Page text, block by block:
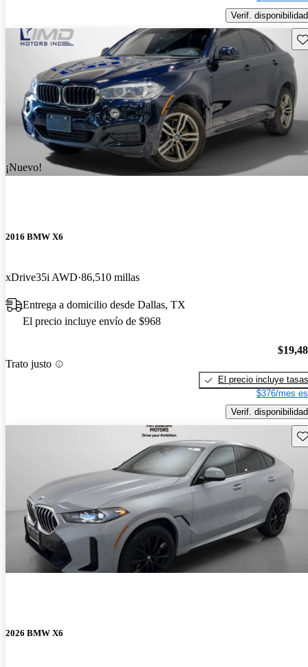
Verif. disponibilidad
¡Nuevo!
2016 BMW X6
xDrive35i AWD 86,510 millas
Entrega a domicilio desde Dallas, TX
El precio incluye envío de $968
Trato justo
El precio incluye tasas
$376/mes
Verif. disponibilidad
2026 BMW X6